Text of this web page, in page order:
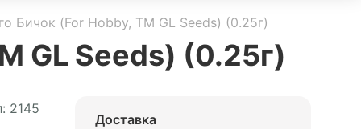
Бичок (For Hobby, TM GL Seeds) (0.25г)
GL Seeds) (0.25г)
2145
Доставка